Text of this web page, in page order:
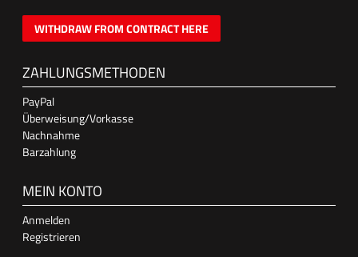
WITHDRAW FROM CONTRACT HERE
ZAHLUNGSMETHODEN
PayPal
Überweisung/Vorkasse
Nachnahme
Barzahlung
MEIN KONTO
Anmelden
Registrieren